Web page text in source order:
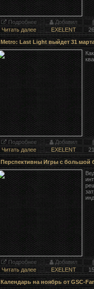
Подробнее
Добавил
Читать далее
EXELENT
Metro: Last Light выйдет 31
Подробнее
Добавил
Читать далее
EXELENT
Перспективны Игры с большой
Подробнее
Добавил
Читать далее
EXELENT
Календарь на ноябрь от GSC-